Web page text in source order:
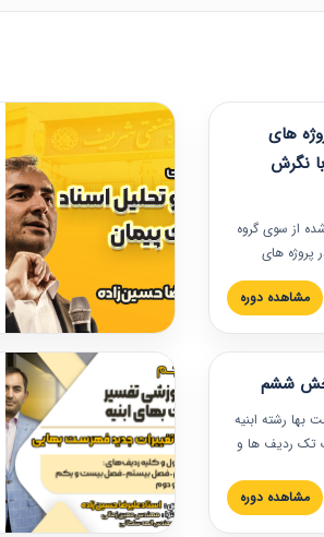
های
نگرش
از سوی گروه
پروژه های
است که
در این
مشاهده دوره
بخش ششم
بها رشته ابنیه
تک ردیف ها و
با ردیف های
مشاهده دوره